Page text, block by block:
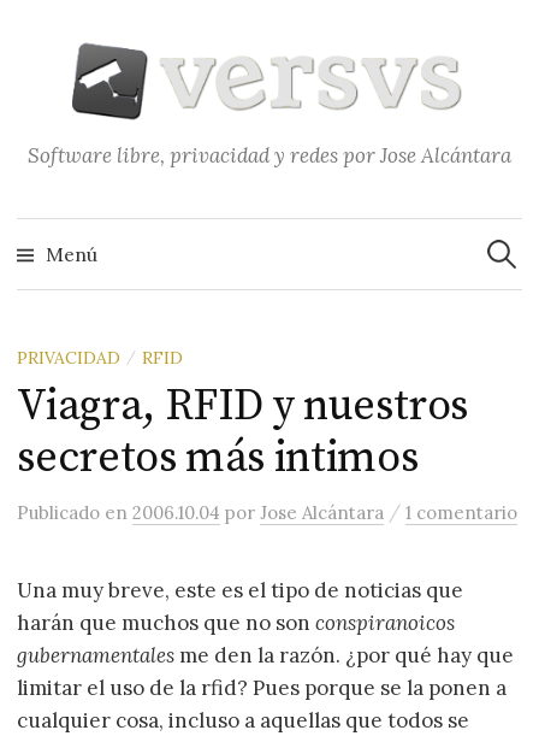
contenido
Software libre, privacidad y redes por Jose Alcántara
Menú
PRIVACIDAD / RFID
Viagra, RFID y nuestros
secretos más intimos
Publicado en2006.10.04 porJose Alcántara /1 comentario
Una muy breve, este es el tipo de noticias que
harán que muchos que no sonconspiranoicos
gubernamentales me den la razón. ¿por qué hay que
limitar el uso de la rfid? Pues porque se la ponen a
cualquier cosa, incluso a aquellas que todos se